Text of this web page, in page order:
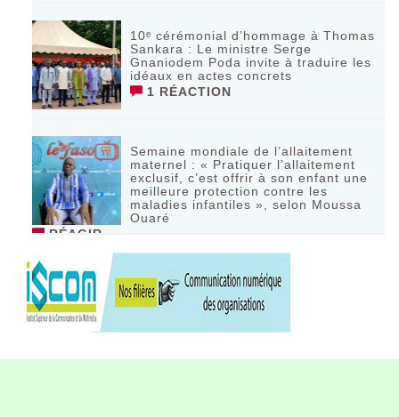
10ᵉ cérémonial d’hommage à Thomas
Sankara : Le ministre Serge
Gnaniodem Poda invite à traduire les
idéaux en actes concrets
1 RÉACTION
Semaine mondiale de l’allaitement
maternel : « Pratiquer l’allaitement
exclusif, c’est offrir à son enfant une
meilleure protection contre les
maladies infantiles », selon Moussa
Ouaré
RÉAGIR